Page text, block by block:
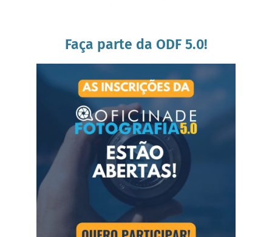
Faça parte da ODF 5.0!